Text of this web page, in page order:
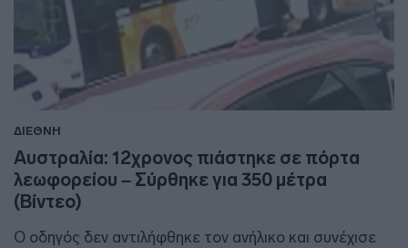
ΔΙΕΘΝΗ
Αυστραλία: 12χρονος πιάστηκε σε πόρτα
λεωφορείου – Σύρθηκε για 350 μέτρα
(Βίντεο)
Ο οδηγός δεν αντιλήφθηκε τον ανήλικο και συνέχισε